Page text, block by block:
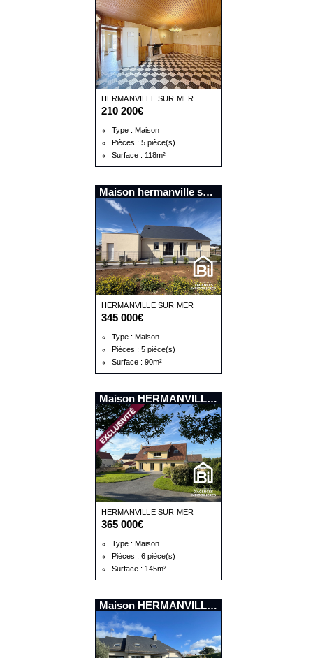
HERMANVILLE SUR MER
210 200€
Type : Maison
Pièces : 5 pièce(s)
Surface : 118m²
Maison hermanville sur mer
HERMANVILLE SUR MER
345 000€
Type : Maison
Pièces : 5 pièce(s)
Surface : 90m²
Maison HERMANVILLE SUR MER
HERMANVILLE SUR MER
365 000€
Type : Maison
Pièces : 6 pièce(s)
Surface : 145m²
Maison HERMANVILLE SUR MER